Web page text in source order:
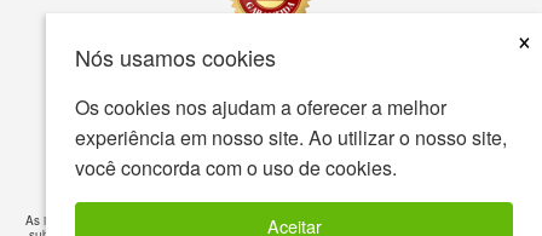
Nós usamos cookies
×
Os cookies nos ajudam a oferecer a melhor
experiência em nosso site. Ao utilizar o nosso site,
você concorda com o uso de cookies.
Aceitar
Acessibilidade Termos de uso política de Privacidade
A política de segurança
As informações fornecidas neste site destina-se ao seu conhecimento geral e não é um